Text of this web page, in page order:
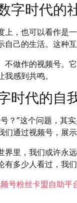
字时代的
上，也可以看作是
自己的生活。这种
不做作的视频号。
感到共鸣。
时代的自
？”这个问题，其
们通过视频号，展示
界里，我们或许永
有多少人看过，我
号粉丝卡盟自助平